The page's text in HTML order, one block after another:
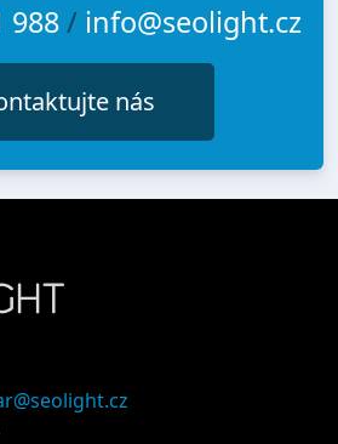
988/ info@seolight.cz
nás